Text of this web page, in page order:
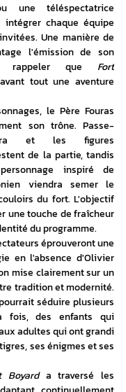
une téléspectatrice
intégrer chaque équipe
Une manière de
l'émission de son
que Fort
tout une aventure
le Père Fouras
son trône. Passe-
et les figures
de la partie, tandis
inspiré de
viendra semer le
du fort. L'objectif
une touche de fraîcheur
du programme.
éprouveront une
en l'absence d'Olivier
mise clairement sur un
tradition et modernité.
séduire plusieurs
fois, des enfants qui
adultes qui ont grandi
ses énigmes et ses
Boyard a traversé les